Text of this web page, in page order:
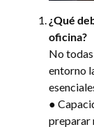
¿Qué
oficina?
No todas
entorno
●
preparar